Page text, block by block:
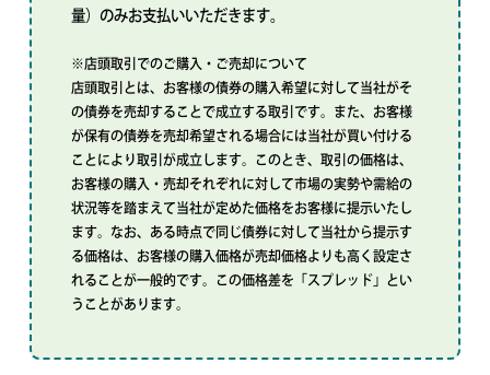
量）のみお支払いいただきます。
※店頭取引でのご購入・ご売却について
店頭取引とは、お客様の債券の購入希望に対して当社がそ
の債券を売却することで成立する取引です。また、お客様
が保有の債券を売却希望される場合には当社が買い付ける
ことにより取引が成立します。このとき、取引の価格は、
お客様の購入・売却それぞれに対して市場の実勢や需給の
状況等を踏まえて当社が定めた価格をお客様に提示いたし
ます。なお、ある時点で同じ債券に対して当社から提示す
る価格は、お客様の購入価格が売却価格よりも高く設定さ
れることが一般的です。この価格差を「スプレッド」とい
うことがあります。